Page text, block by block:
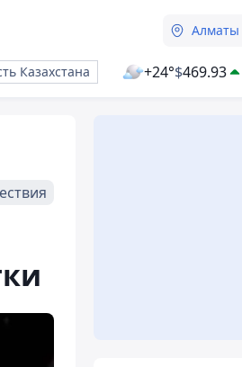
Алматы
Казахстана +24°$469.93